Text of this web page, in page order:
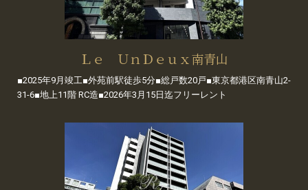
Ｌｅ ＵｎＤｅｕｘ南青山
■2025年9月竣工■外苑前駅徒歩5分■総戸数20戸■東京都港区南青山2-
31-6■地上11階 RC造■2026年3月15日迄フリーレント